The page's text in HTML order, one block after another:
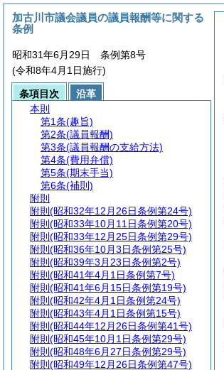
加古川市議会議員の議員報酬等に関する
条例
昭和31年6月29日 条例第8号
(令和8年4月1日施行)
条項目次
沿革
本則
第1条(趣旨)
第2条(議員報酬)
第3条(議員報酬の支給方法)
第4条(費用弁償)
第5条(期末手当)
第6条(補則)
附則
附則 (昭和32年12月26日条例第24号)
附則 (昭和33年10月11日条例第20号)
附則 (昭和33年12月25日条例第29号)
附則 (昭和36年10月3日条例第25号)
附則 (昭和39年3月23日条例第2号)
附則 (昭和41年4月1日条例第7号)
附則 (昭和41年6月15日条例第19号)
附則 (昭和42年4月1日条例第24号)
附則 (昭和43年4月1日条例第15号)
附則 (昭和44年12月26日条例第41号)
附則 (昭和45年10月1日条例第29号)
附則 (昭和48年6月27日条例第29号)
附則 (昭和49年12月26日条例第47号)